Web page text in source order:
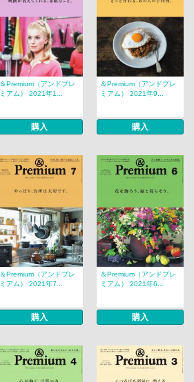
＆Premium（アンドプレ
ミアム） 2021年1...
購入
＆Premium（アンドプレ
ミアム） 2021年9...
購入
＆Premium（アンドプレ
ミアム） 2021年7...
購入
＆Premium（アンドプレ
ミアム） 2021年6...
購入